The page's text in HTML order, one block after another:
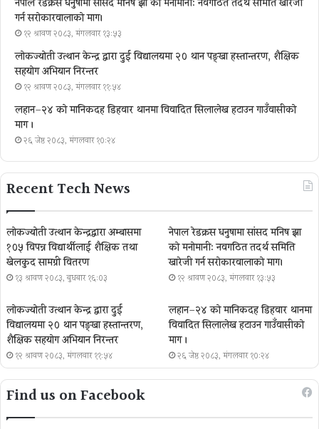
नेपाल रेडक्रस धनुषामा सांसद मनिष झा को मनोमानी: नवगठित तदर्थ समिति खारेजी
गर्न सरोकारवालाको माग।
१२ श्रावण २०८३, मंगलवार १३:५३
लोकज्योती उत्थान केन्द्र द्वारा दुई विद्यालयमा २० थान पङ्खा हस्तान्तरण, शैक्षिक
सहयोग अभियान निरन्तर
१२ श्रावण २०८३, मंगलवार ११:५४
लहान–२४ को मानिकदह डिहवार थानमा विवादित सिलालेख हटाउन गाउँवासीको
माग ।
२६ जेष्ठ २०८३, मंगलवार १०:२४
Recent Tech News
लोकज्योती उत्थान केन्द्रद्वारा अम्बासमा
१०५ विपन्न विद्यार्थीलाई शैक्षिक तथा
खेलकुद सामग्री वितरण
१३ श्रावण २०८३, बुधबार १६:०३
नेपाल रेडक्रस धनुषामा सांसद मनिष झा
को मनोमानी: नवगठित तदर्थ समिति
खारेजी गर्न सरोकारवालाको माग।
१२ श्रावण २०८३, मंगलवार १३:५३
लोकज्योती उत्थान केन्द्र द्वारा दुई
विद्यालयमा २० थान पङ्खा हस्तान्तरण,
शैक्षिक सहयोग अभियान निरन्तर
१२ श्रावण २०८३, मंगलवार ११:५४
लहान–२४ को मानिकदह डिहवार थानमा
विवादित सिलालेख हटाउन गाउँवासीको
माग ।
२६ जेष्ठ २०८३, मंगलवार १०:२४
Find us on Facebook